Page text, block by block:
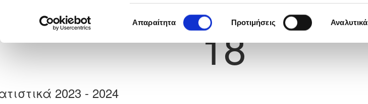
συγκατάθεσης
Απαραίτητα Προτιμήσεις Αναλυτικά
Νούμερο Φανέλας
18
2023 - 2024